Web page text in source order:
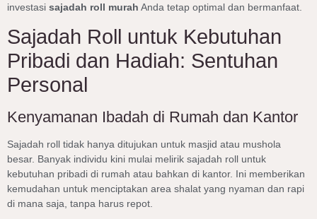
investasi sajadah roll murah Anda tetap optimal dan bermanfaat.
Sajadah Roll untuk Kebutuhan
Pribadi dan Hadiah: Sentuhan
Personal
Kenyamanan Ibadah di Rumah dan Kantor
Sajadah roll tidak hanya ditujukan untuk masjid atau mushola
besar. Banyak individu kini mulai melirik sajadah roll untuk
kebutuhan pribadi di rumah atau bahkan di kantor. Ini memberikan
kemudahan untuk menciptakan area shalat yang nyaman dan rapi
di mana saja, tanpa harus repot.